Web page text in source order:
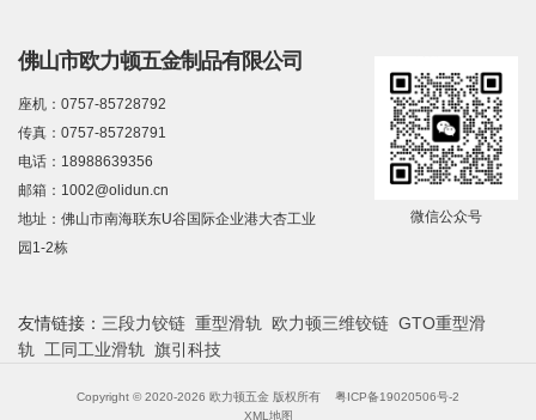
佛山市欧力顿五金制品有限公司
座机：0757-85728792
传真：0757-85728791
电话：18988639356
邮箱：1002@olidun.cn
地址：佛山市南海联东U谷国际企业港大杏工业
园1-2栋
微信公众号
友情链接： 三段力铰链 重型滑轨 欧力顿三维铰链 GTO重型滑
轨 工同工业滑轨 旗引科技
Copyright © 2020-2026 欧力顿五金 版权所有 粤ICP备19020506号-2
XML地图